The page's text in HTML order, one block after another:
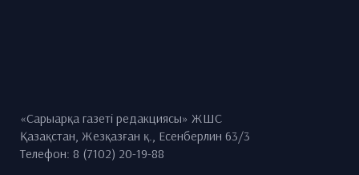
«Сарыарқа газеті редакциясы» ЖШС
Қазақстан, Жезқазған қ., Есенберлин 63/3
Телефон: 8 (7102) 20-19-88